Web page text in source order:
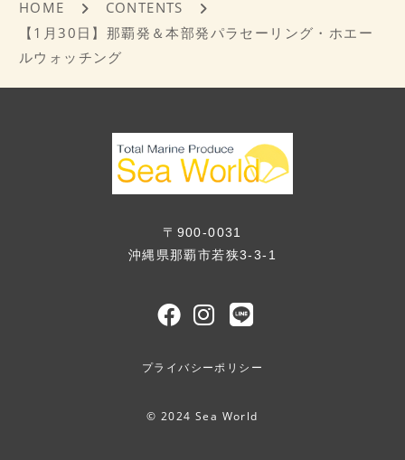
HOME
CONTENTS
【1月30日】那覇発＆本部発パラセーリング・ホエー
ルウォッチング
〒900-0031
沖縄県那覇市若狭3-3-1
プライバシーポリシー
© 2024 Sea World